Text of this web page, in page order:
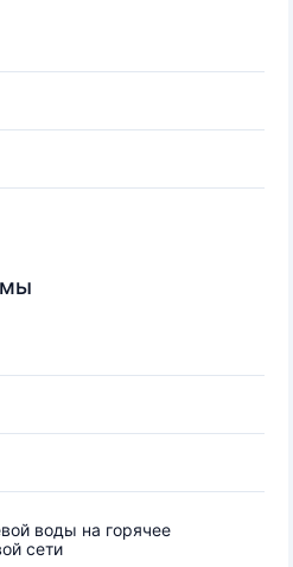
воды на горячее
сети